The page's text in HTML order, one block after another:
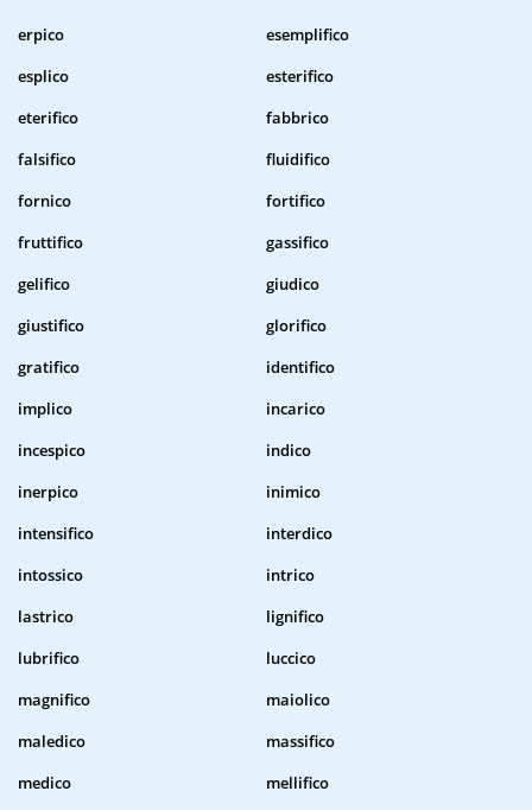
erpico
esemplifico
esplico
esterifico
eterifico
fabbrico
falsifico
fluidifico
fornico
fortifico
fruttifico
gassifico
gelifico
giudico
giustifico
glorifico
gratifico
identifico
implico
incarico
incespico
indico
inerpico
inimico
intensifico
interdico
intossico
intrico
lastrico
lignifico
lubrifico
luccico
magnifico
maiolico
maledico
massifico
medico
mellifico